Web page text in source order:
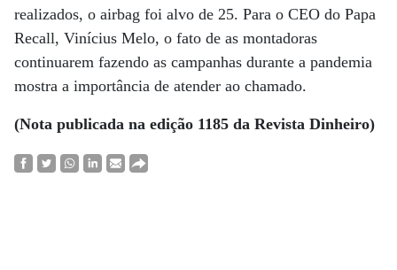
realizados, o airbag foi alvo de 25. Para o CEO do Papa
Recall, Vinícius Melo, o fato de as montadoras
continuarem fazendo as campanhas durante a pandemia
mostra a importância de atender ao chamado.
(Nota publicada na edição 1185 da Revista Dinheiro)